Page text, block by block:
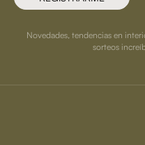
Novedades, tendencias en
sorteos